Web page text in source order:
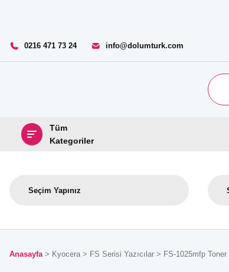
0216 471 73 24 info@dolumturk.com
Tüm
Kategoriler
Anasayfa Kyocera FS Serisi Yazıcılar FS-1025mfp Toner